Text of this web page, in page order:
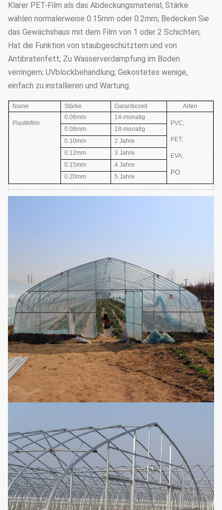
Klarer PET-Film als das Abdeckungsmaterial; Stärke
wählen normalerweise 0.15mm oder 0.2mm; Bedecken Sie
das Gewächshaus mit dem Film von 1 oder 2 Schichten;
Hat die Funktion von staubgeschütztem und von
Antibratenfett; Zu Wasserverdampfung im Boden
verringern; UVblockbehandlung; Gekostetes wenige,
einfach zu installieren und Wartung.
Name Stärke Garantiezeit Arten
Plastikfilm
0.06mm
14-monatig
PVC;
PET;
EVA;
PO
0.08mm
18-monatig
0.10mm
2 Jahre
0.12mm
3 Jahre
0.15mm
4 Jahre
0.20mm
5 Jahre